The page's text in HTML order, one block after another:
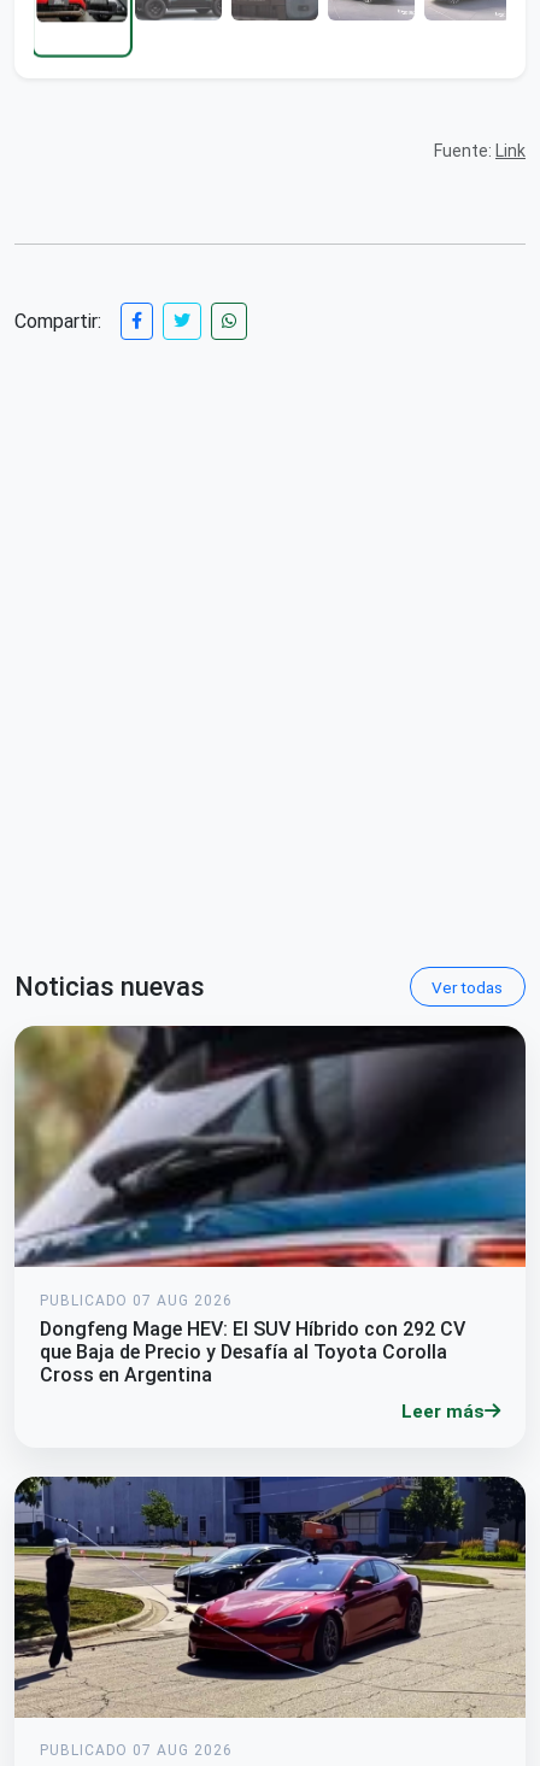
Fuente: Link
Compartir:
Noticias nuevas Ver todas
PUBLICADO 07 AUG 2026
Dongfeng Mage HEV: El SUV Híbrido con 292 CV
que Baja de Precio y Desafía al Toyota Corolla
Cross en Argentina
Leer más
PUBLICADO 07 AUG 2026